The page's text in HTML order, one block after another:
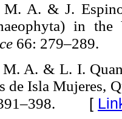
M. A. & J.
in
66: 279–289.
A. & L. I.
de Isla Mujeres,
[